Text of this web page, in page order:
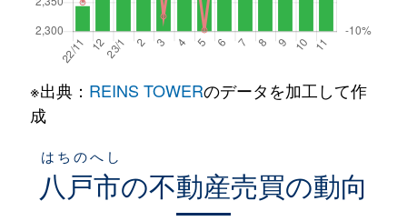
※出典： REINS TOWERのデータを加工して作
成
八戸市
はちのへし
の不動産売買の動向